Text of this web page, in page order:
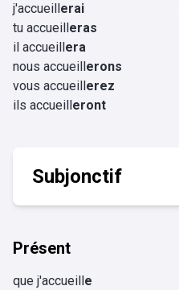
j'accueillerai
tu accueilleras
il accueillera
nous accueillerons
vous accueillerez
ils accueilleront
Subjonctif
Présent
que j'accueille